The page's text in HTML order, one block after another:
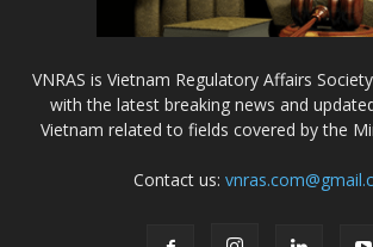
VNRAS is Vietnam Regulatory Affairs
with the latest breaking news and
Vietnam related to fields covered by the
Contact us: